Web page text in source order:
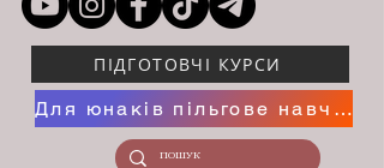
ПІДГОТОВЧІ КУРСИ
Для юнаків пільгове навчання